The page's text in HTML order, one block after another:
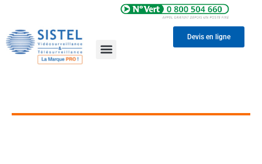
Devis en ligne